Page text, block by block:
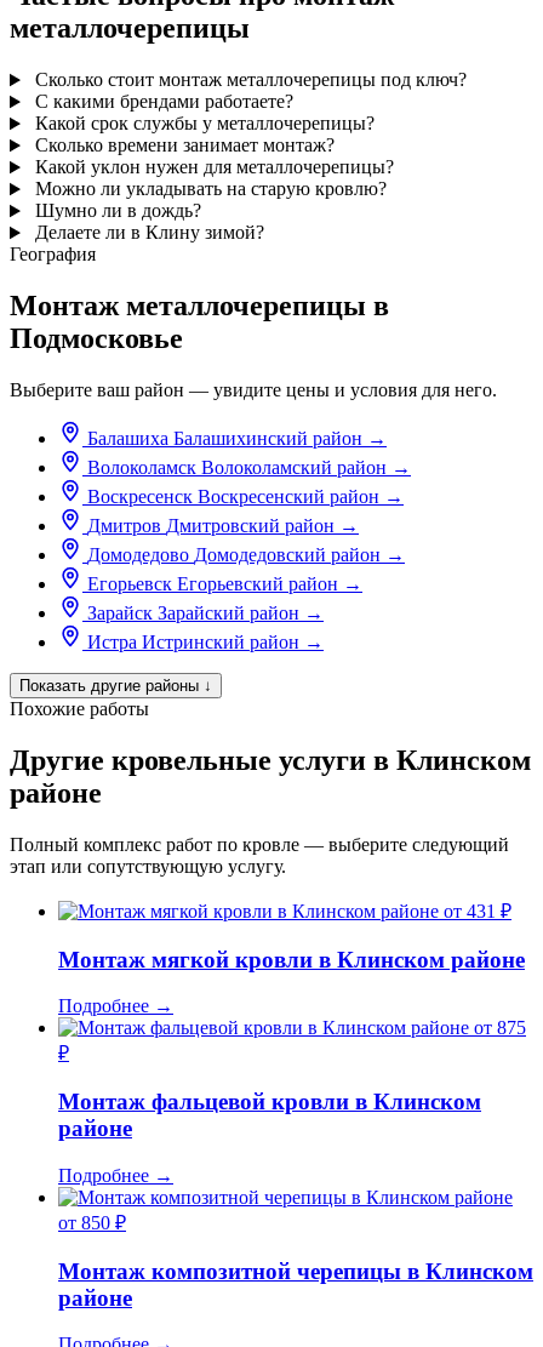
металлочерепицы
Сколько стоит монтаж металлочерепицы под ключ?
С какими брендами работаете?
Какой срок службы у металлочерепицы?
Сколько времени занимает монтаж?
Какой уклон нужен для металлочерепицы?
Можно ли укладывать на старую кровлю?
Шумно ли в дождь?
Делаете ли в Клину зимой?
География
Монтаж металлочерепицы в
Подмосковье
Выберите ваш район — увидите цены и условия для него.
Балашиха Балашихинский район →
Волоколамск Волоколамский район →
Воскресенск Воскресенский район →
Дмитров Дмитровский район →
Домодедово Домодедовский район →
Егорьевск Егорьевский район →
Зарайск Зарайский район →
Истра Истринский район →
Показать другие районы ↓
Похожие работы
Другие кровельные услуги в Клинском
районе
Полный комплекс работ по кровле — выберите следующий
этап или сопутствующую услугу.
от 431 ₽
Монтаж мягкой кровли в Клинском районе
Подробнее →
от 875
₽
Монтаж фальцевой кровли в Клинском
районе
Подробнее →
от 850 ₽
Монтаж композитной черепицы в Клинском
районе